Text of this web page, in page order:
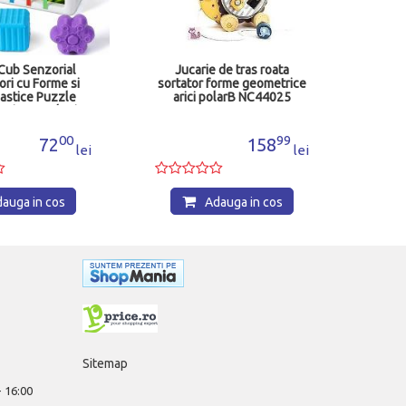
Senzorial
cu Forme si
Puzzle
7200
lei
in cos
Jucarie de tras roata
sortator forme geometrice
arici polarB NC44025
15899
lei
Adauga in cos
16:00
Sitemap